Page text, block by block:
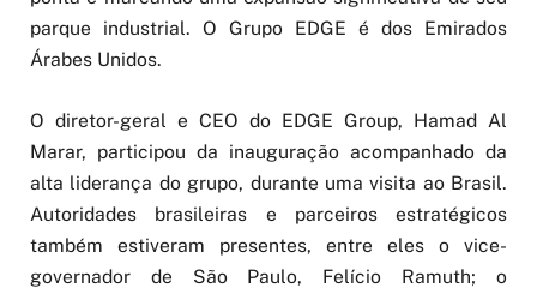
parque industrial. O Grupo EDGE é dos Emirados
Árabes Unidos.
O diretor-geral e CEO do EDGE Group, Hamad Al
Marar, participou da inauguração acompanhado da
alta liderança do grupo, durante uma visita ao Brasil.
Autoridades brasileiras e parceiros estratégicos
também estiveram presentes, entre eles o vice-
governador de São Paulo, Felício Ramuth; o